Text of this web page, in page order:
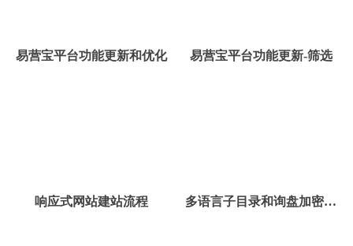
易营宝平台功能更新和优化 易营宝平台功能更新-筛选
响应式网站建站流程
多语言子目录和询盘加密功